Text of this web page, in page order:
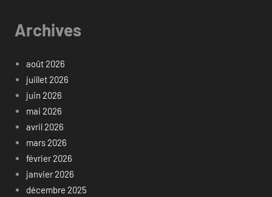
Archives
août 2026
juillet 2026
juin 2026
mai 2026
avril 2026
mars 2026
février 2026
janvier 2026
décembre 2025